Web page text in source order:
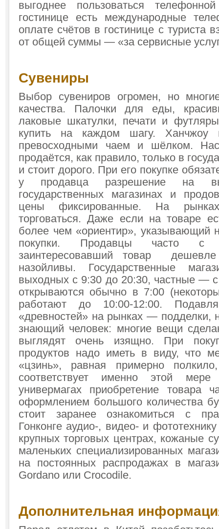
выгоднее пользоваться
гостинице есть международные
оплате счётов в гостинице с туриста
от общей суммы — «за сервисные
Сувениры
Выбор сувениров огромен, но
качества. Палочки для еды,
лаковые шкатулки, печати и
купить на каждом шагу. Ханчжоу
превосходными чаем и шёлком.
продаётся, как правило, только в
и стоит дорого. При его покупке
у продавца разрешение на
государственных магазинах и
цены фиксированные. На
торговаться. Даже если на товаре
более чем «ориентир», указывающий
покупки. Продавцы часто с
заинтересовавший товар
назойливы. Государственные
выходных с 9:30 до 20:30, частные —
открываются обычно в 7:00
работают до 10:00-12:00.
«древностей» на рынках — подделки,
знающий человек: многие вещи
выглядят очень изящно. При
продуктов надо иметь в виду, что
«цзинь», равная примерно
соответствует именно этой
универмагах приобретение товара
оформлением большого количества
стоит заранее ознакомиться с
Гонконге аудио-, видео- и
крупных торговых центрах, кожаные
маленьких специализированных
на постоянных распродажах в
Gordano или Crocodile.
Дополнительная